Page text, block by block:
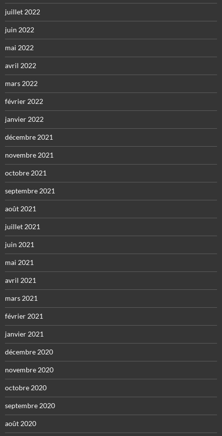
juillet 2022
juin 2022
mai 2022
avril 2022
mars 2022
février 2022
janvier 2022
décembre 2021
novembre 2021
octobre 2021
septembre 2021
août 2021
juillet 2021
juin 2021
mai 2021
avril 2021
mars 2021
février 2021
janvier 2021
décembre 2020
novembre 2020
octobre 2020
septembre 2020
août 2020